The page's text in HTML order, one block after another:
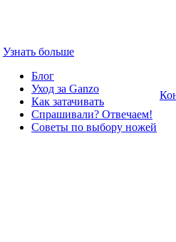
Узнать больше
Блог
Уход за Ganzo
Как затачивать
Спрашивали? Отвечаем!
Советы по выбору ножей